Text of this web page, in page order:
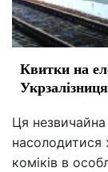
Квитки на
Ця
коміків в